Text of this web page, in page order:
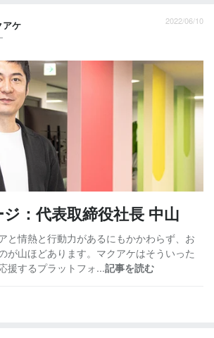
アケ 2022/06/10
：代表取締役社長 中山
と情熱と行動力があるにもかかわらず、お
が山ほどあります。マクアケはそういった
援するプラットフォ...記事を読む